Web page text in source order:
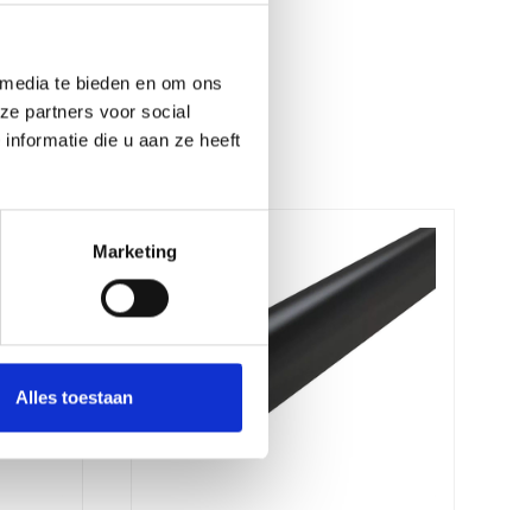
te bieden en om ons
partners voor social
die u aan ze heeft
Marketing
Alles toestaan